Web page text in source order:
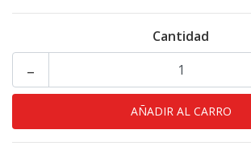
Cantidad
-